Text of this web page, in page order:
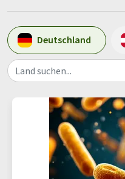
Deutschland
Land suchen...